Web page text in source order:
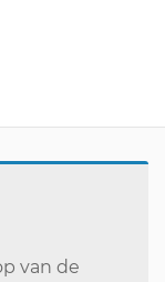
van de